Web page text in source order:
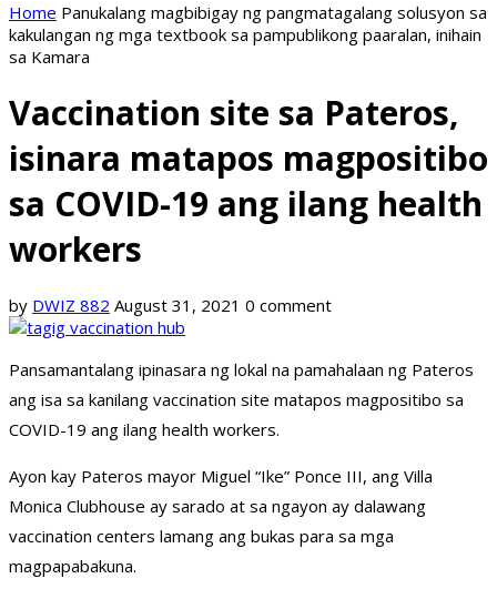
Home Panukalang magbibigay ng pangmatagalang solusyon sa
kakulangan ng mga textbook sa pampublikong paaralan, inihain
sa Kamara
Vaccination site sa Pateros,
isinara matapos magpositibo
sa COVID-19 ang ilang health
workers
by DWIZ 882 August 31, 2021 0 comment
Pansamantalang ipinasara ng lokal na pamahalaan ng Pateros
ang isa sa kanilang vaccination site matapos magpositibo sa
COVID-19 ang ilang health workers.
Ayon kay Pateros mayor Miguel “Ike” Ponce III, ang Villa
Monica Clubhouse ay sarado at sa ngayon ay dalawang
vaccination centers lamang ang bukas para sa mga
magpapabakuna.